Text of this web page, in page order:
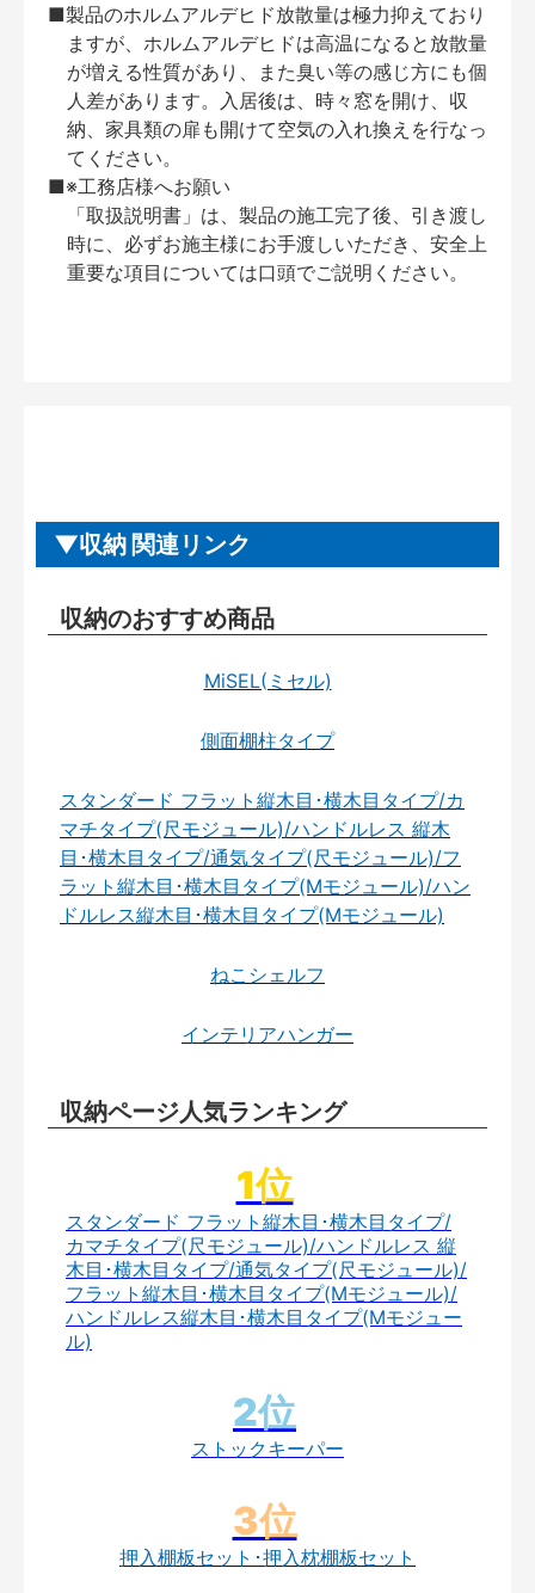
■製品のホルムアルデヒド放散量は極力抑えており
ますが、ホルムアルデヒドは高温になると放散量
が増える性質があり、また臭い等の感じ方にも個
人差があります。入居後は、時々窓を開け、収
納、家具類の扉も開けて空気の入れ換えを行なっ
てください。
■※工務店様へお願い
「取扱説明書」は、製品の施工完了後、引き渡し
時に、必ずお施主様にお手渡しいただき、安全上
重要な項目については口頭でご説明ください。
収納 関連リンク
収納のおすすめ商品
MiSEL(ミセル)
側面棚柱タイプ
スタンダード フラット縦木目･横木目タイプ/カ
マチタイプ(尺モジュール)/ハンドルレス 縦木
目･横木目タイプ/通気タイプ(尺モジュール)/フ
ラット縦木目･横木目タイプ(Mモジュール)/ハン
ドルレス縦木目･横木目タイプ(Mモジュール)
ねこシェルフ
インテリアハンガー
収納ページ人気ランキング
スタンダード フラット縦木目･横木目タイプ/
カマチタイプ(尺モジュール)/ハンドルレス 縦
木目･横木目タイプ/通気タイプ(尺モジュール)/
フラット縦木目･横木目タイプ(Mモジュール)/
ハンドルレス縦木目･横木目タイプ(Mモジュー
ル)
ストックキーパー
押入棚板セット･押入枕棚板セット